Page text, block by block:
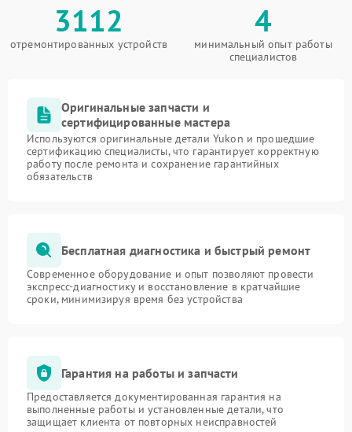
3112
отремонтированных устройств
4
минимальный опыт работы
специалистов
Оригинальные запчасти и
сертифицированные мастера
Используются оригинальные детали Yukon и прошедшие
сертификацию специалисты, что гарантирует корректную
работу после ремонта и сохранение гарантийных
обязательств
Бесплатная диагностика и быстрый ремонт
Современное оборудование и опыт позволяют провести
экспресс-диагностику и восстановление в кратчайшие
сроки, минимизируя время без устройства
Гарантия на работы и запчасти
Предоставляется документированная гарантия на
выполненные работы и установленные детали, что
защищает клиента от повторных неисправностей